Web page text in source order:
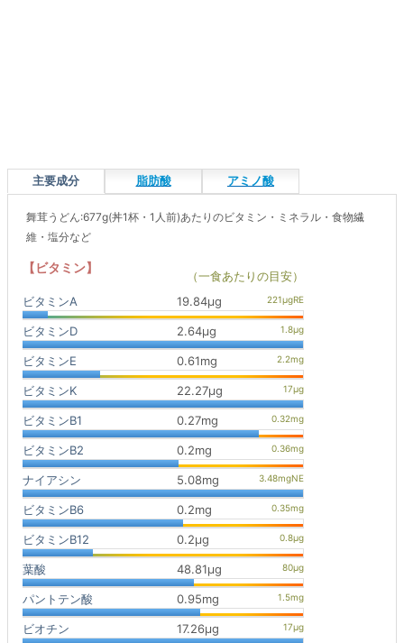
主要成分 脂肪酸 アミノ酸
舞茸うどん:677g(丼1杯・1人前)あたりのビタミン・ミネラル・食物繊
維・塩分など
【ビタミン】
（一食あたりの目安）
ビタミンA
19.84μg
ビタミンD 2.64μg
ビタミンE 0.61mg
ビタミンK 22.27μg
ビタミンB1 0.27mg
ビタミンB2 0.2mg
ナイアシン 5.08mg
ビタミンB6 0.2mg
ビタミンB12 0.2μg
葉酸 48.81μg
パントテン酸 0.95mg
ビオチン 17.26μg